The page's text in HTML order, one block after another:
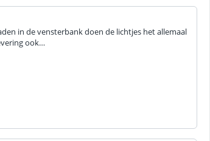
in de vensterbank doen de lichtjes het allemaal
ook…